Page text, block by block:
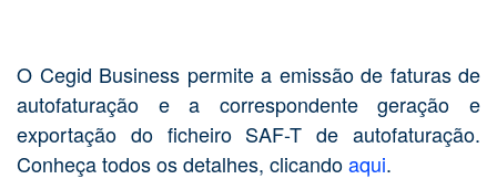
O Cegid Business permite a emissão de faturas de
autofaturação e a correspondente geração e
exportação do ficheiro SAF-T de autofaturação.
Conheça todos os detalhes, clicandoaqui.